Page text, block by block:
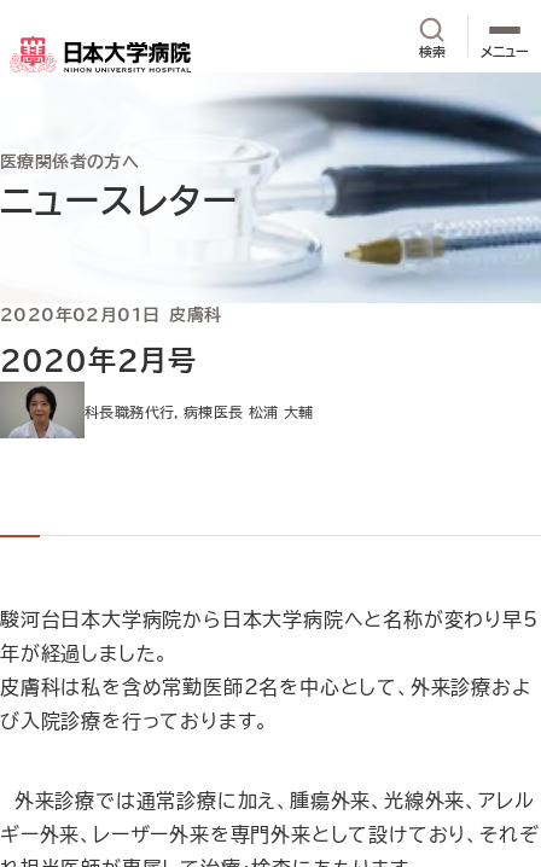
検索サイト内検
メニュー
医療関係者の方へ
ニュースレター
2020年2月号
2020年02月01日 皮膚科
科長職務代行，病棟医長 松浦 大輔
駿河台日本大学病院から日本大学病院へと名称が変わり早5
年が経過しました。
皮膚科は私を含め常勤医師2名を中心として、外来診療およ
び入院診療を行っております。
外来診療では通常診療に加え、腫瘍外来、光線外来、アレル
ギー外来、レーザー外来を専門外来として設けており、それぞ